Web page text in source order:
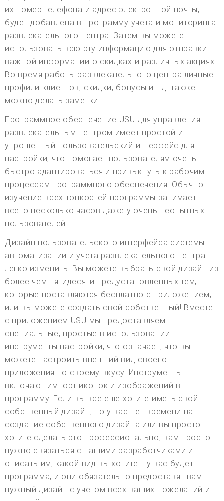
их номер телефона и адрес электронной почты,
будет добавлена в программу учета и мониторинга
развлекательного центра. Затем вы можете
использовать всю эту информацию для отправки
важной информации о скидках и различных акциях.
Во время работы развлекательного центра личные
профили клиентов, скидки, бонусы и т.д. также
можно делать заметки.
Программное обеспечение USU для управления
развлекательным центром имеет простой и
упрощенный пользовательский интерфейс для
настройки, что помогает пользователям очень
быстро адаптироваться и привыкнуть к рабочим
процессам программного обеспечения. Обычно
изучение всех тонкостей программы занимает
всего несколько часов даже у очень неопытных
пользователей.
Дизайн пользовательского интерфейса системы
автоматизации и учета развлекательного центра
легко изменить. Вы можете выбрать свой дизайн из
более чем пятидесяти предустановленных тем,
которые поставляются бесплатно с приложением,
или вы можете создать свой собственный! Вместе
с приложением USU мы предоставляем
специальные, простые в использовании
инструменты настройки, что означает, что вы
можете настроить внешний вид своего
приложения по своему вкусу. Инструменты
включают импорт иконок и изображений в
программу. Если вы все еще хотите иметь свой
собственный дизайн, но у вас нет времени на
создание собственного дизайна или вы просто
хотите сделать это профессионально, вам просто
нужно связаться с нашими разработчиками и
описать им, какой вид вы хотите. . у вас будет
программа, и они обязательно предоставят вам
нужный дизайн с учетом всех ваших пожеланий и